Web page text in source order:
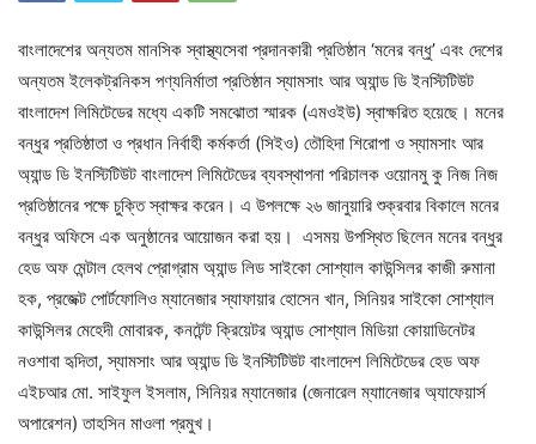
বাংলাদেশের অন্যতম মানসিক স্বাস্থ্যসেবা প্রদানকারী প্রতিষ্ঠান ‘মনের বন্ধু’ এবং দেশের
অন্যতম ইলেকট্রনিকস পণ্যনির্মাতা প্রতিষ্ঠান স্যামসাং আর অ্যান্ড ডি ইনস্টিটিউট
বাংলাদেশ লিমিটেডের মধ্যে একটি সমঝোতা স্মারক (এমওইউ) স্বাক্ষরিত হয়েছে। মনের
বন্ধুর প্রতিষ্ঠাতা ও প্রধান নির্বাহী কর্মকর্তা (সিইও) তৌহিদা শিরোপা ও স্যামসাং আর
অ্যান্ড ডি ইনস্টিটিউট বাংলাদেশ লিমিটেডের ব্যবস্থাপনা পরিচালক ওয়োনমু কু নিজ নিজ
প্রতিষ্ঠানের পক্ষে চুক্তি স্বাক্ষর করেন। এ উপলক্ষে ২৬ জানুয়ারি শুক্রবার বিকালে মনের
বন্ধুর অফিসে এক অনুষ্ঠানের আয়োজন করা হয়। এসময় উপস্থিত ছিলেন মনের বন্ধুর
হেড অফ মেন্টাল হেলথ প্রোগ্রাম অ্যান্ড লিড সাইকো সোশ্যাল কাউন্সিলর কাজী রুমানা
হক, প্রজেক্ট পোর্টফোলিও ম্যানেজার স্যাফায়ার হোসেন খান, সিনিয়র সাইকো সোশ্যাল
কাউন্সিলর মেহেদী মোবারক, কনটেন্ট ক্রিয়েটর অ্যান্ড সোশ্যাল মিডিয়া কোয়াডিনেটর
নওশাবা হৃদিতা, স্যামসাং আর অ্যান্ড ডি ইনস্টিটিউট বাংলাদেশ লিমিটেডের হেড অফ
এইচআর মো. সাইফুল ইসলাম, সিনিয়র ম্যানেজার (জেনারেল ম্যাানেজার অ্যাফেয়ার্স
অপারেশন) তাহসিন মাওলা প্রমুখ।